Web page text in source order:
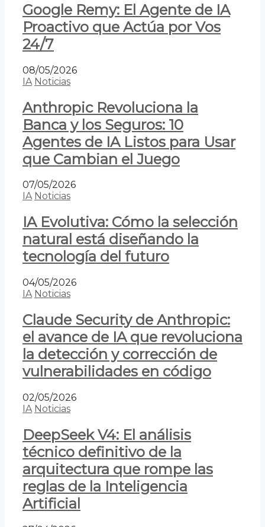
Google Remy: El Agente de IA
Proactivo que Actúa por Vos
24/7
08/05/2026
IA Noticias
Anthropic Revoluciona la
Banca y los Seguros: 10
Agentes de IA Listos para Usar
que Cambian el Juego
07/05/2026
IA Noticias
IA Evolutiva: Cómo la selección
natural está diseñando la
tecnología del futuro
04/05/2026
IA Noticias
Claude Security de Anthropic:
el avance de IA que revoluciona
la detección y corrección de
vulnerabilidades en código
02/05/2026
IA Noticias
DeepSeek V4: El análisis
técnico definitivo de la
arquitectura que rompe las
reglas de la Inteligencia
Artificial